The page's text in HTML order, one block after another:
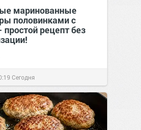
маринованные
половинками с
рецепт без
Сегодня